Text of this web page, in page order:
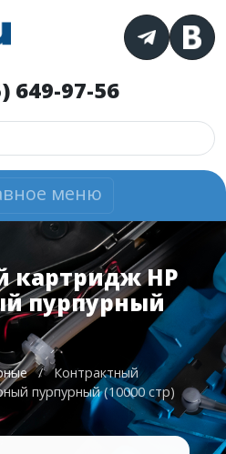
649-97-56
меню
картридж HP
пурпурный
/
Контрактный
пурпурный (10000 стр)